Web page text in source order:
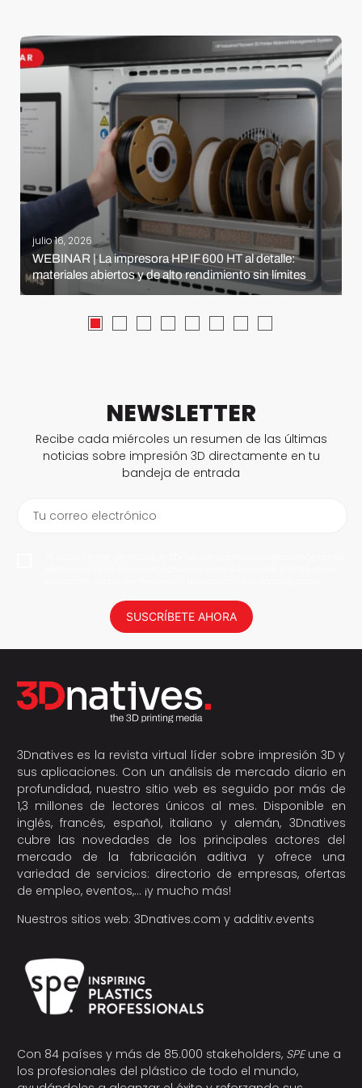
julio 16, 2026
WEBINAR | La impresora HP IF 600 HT al detalle:
materiales abiertos y de alto rendimiento sin límites
NEWSLETTER
Recibe cada miércoles un resumen de las últimas
noticias sobre impresión 3D directamente en tu
bandeja de entrada
Tu correo electrónico
SUSCRÍBETE AHORA
3Dnatives es la revista virtual líder sobre impresión 3D y
sus aplicaciones. Con un análisis de mercado diario en
profundidad, nuestro sitio web es seguido por más de
1,3 millones de lectores únicos al mes. Disponible en
inglés, francés, español, italiano y alemán, 3Dnatives
cubre las novedades de los principales actores del
mercado de la fabricación aditiva y ofrece una
variedad de servicios: directorio de empresas, ofertas
de empleo, eventos,… ¡y mucho más!
Nuestros sitios web: 3Dnatives.com y additiv.events
Con 84 países y más de 85.000 stakeholders, SPEune a
los profesionales del plástico de todo el mundo,